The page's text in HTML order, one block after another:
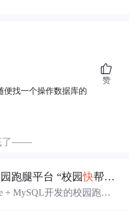
便找一个操作数据库的
赞
了——
跑腿平台 “校园快帮“即时服务互助平台 “随手帮“大学生校园代办服务系统
+ MySQL开发的校园跑腿